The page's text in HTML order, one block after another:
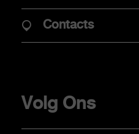
Promoties
Elektrische mobiliteit
KLANTEN
Contacts
Volg Ons